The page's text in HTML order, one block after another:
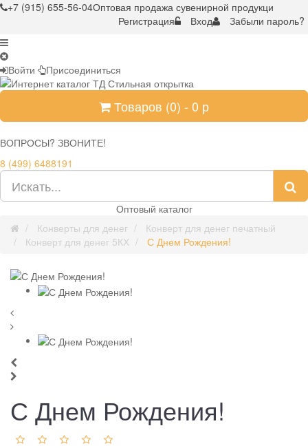
+7 (915) 655-56-04Оптовая продажа сувенирной продукци
Регистрация
Вход Забыли пароль?
Войти Присоединиться
Товаров (0) - 0 р
ВОПРОСЫ? ЗВОНИТЕ!
8 (499) 6488191
Оптовый каталог
Конверты для денег
Конверт для денег печатный
Конверт для денег 5КХ
С Днем Рождения!
С Днем Рождения!